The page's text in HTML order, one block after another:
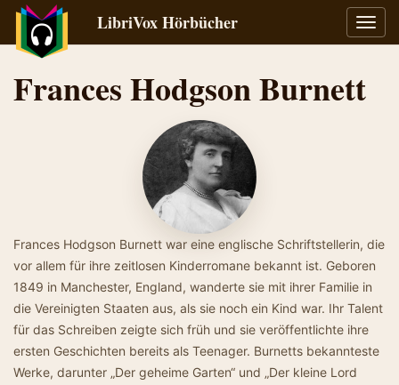
LibriVox Hörbücher
Frances Hodgson Burnett
Frances Hodgson Burnett war eine englische Schriftstellerin, die
vor allem für ihre zeitlosen Kinderromane bekannt ist. Geboren
1849 in Manchester, England, wanderte sie mit ihrer Familie in
die Vereinigten Staaten aus, als sie noch ein Kind war. Ihr Talent
für das Schreiben zeigte sich früh und sie veröffentlichte ihre
ersten Geschichten bereits als Teenager. Burnetts bekannteste
Werke, darunter „Der geheime Garten“ und „Der kleine Lord